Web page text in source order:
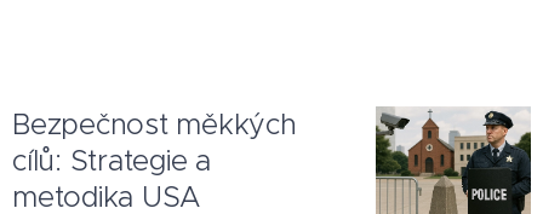
Bezpečnost měkkých
cílů: Strategie a
metodika USA